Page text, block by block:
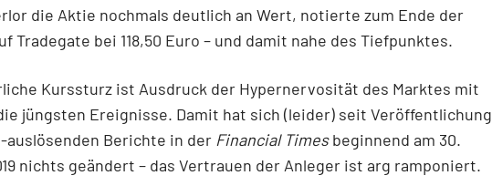
die Aktie nochmals deutlich an Wert, notierte zum Ende der
Tradegate bei 118,50 Euro – und damit nahe des Tiefpunktes.
Kurssturz ist Ausdruck der Hypernervosität des Marktes mit
jüngsten Ereignisse. Damit hat sich (leider) seit Veröffentlichung
auslösenden Berichte in der Financial Timesbeginnend am 30.
nichts geändert – das Vertrauen der Anleger ist arg ramponiert.